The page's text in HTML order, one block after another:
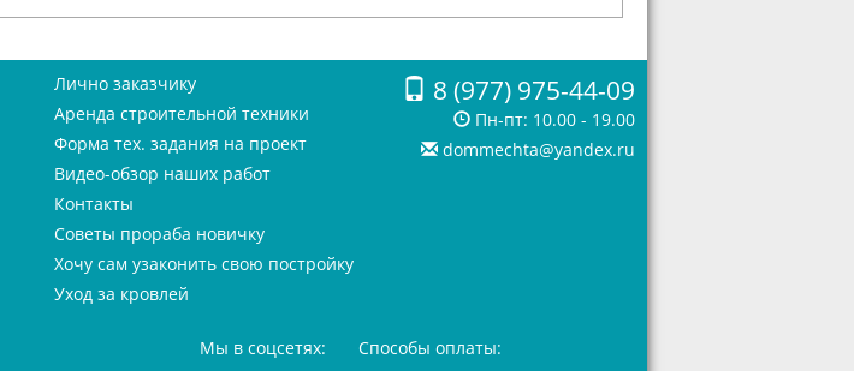
Лично заказчику
Аренда строительной техники
Форма тех. задания на проект
Видео-обзор наших работ
Контакты
Советы прораба новичку
Хочу сам узаконить свою постройку
Уход за кровлей
8 (977) 975-44-09
Пн-пт: 10.00 - 19.00
dommechta@yandex.ru
Мы в соцсетях: Способы оплаты: